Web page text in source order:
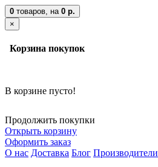
0 товаров, на 0 р.
×
Корзина покупок
В корзине пусто!
Продолжить покупки
Открыть корзину
Оформить заказ
О нас Доставка Блог Производители